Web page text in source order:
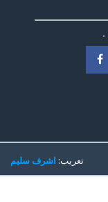
تعريب:اشرف سليم